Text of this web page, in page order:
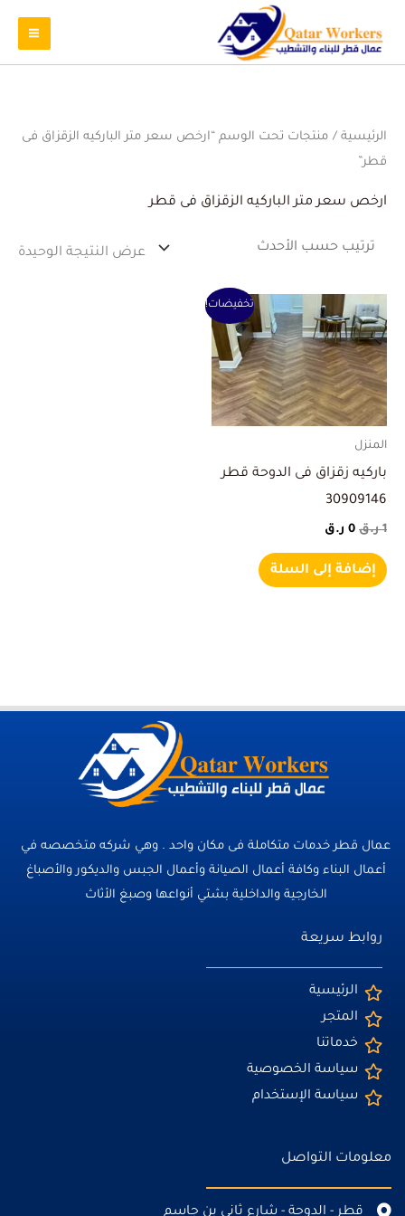
الرئيسية / منتجات تحت الوسم “ارخص سعر متر الباركيه الزقزاق فى
قطر”
ارخص سعر متر الباركيه الزقزاق فى قطر
عرض النتيجة الوحيدة
تخفيضات!
المنزل
باركيه زقزاق فى الدوحة قطر
30909146
1 ر.ق
السعر
الأصلي
هو:
1 ر.ق.
0 ر.ق
السعر
الحالي
هو:
0 ر.ق.
إضافة إلى السلة
عمال قطر خدمات متكاملة فى مكان واحد . وهي شركه متخصصه في
أعمال البناء وكافة أعمال الصيانة وأعمال الجبس والديكور والأصباغ
الخارجية والداخلية بشتي أنواعها وصبغ الأثاث
روابط سريعة
الرئيسية
المتجر
خدماتنا
سياسة الخصوصية
سياسة الإستخدام
معلومات التواصل
قطر - الدوحة - شارع ثاني بن جاسم